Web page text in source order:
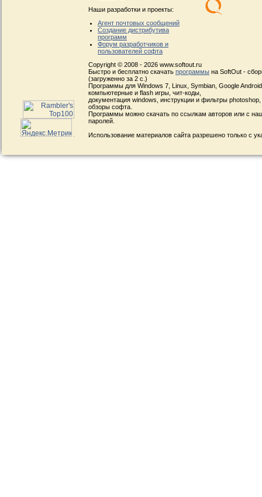
Наши разработки и проекты:
Агент почтовых сообщений
Создание дистрибутива
программ
Форум разработчиков и
пользователей софта
Copyright © 2008 - 2026 www.softout.ru
Быстро и бесплатно скачать программы на SoftOut -
(загруженно за 2 с.)
Программы для Windows 7, Linux, Symbian, Google
компьютерные и flash игры, чит-коды,
документация windows, инструкции и фильтры
обзоры софта.
Программы можно скачать по ссылкам авторов или с
паролей.
Использование материалов сайта разрешено только с